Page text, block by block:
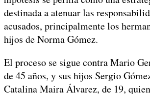
destinada a atenuar las
acusados, principalmente los
hijos de Norma Gómez.
El proceso se sigue contra Mario
de 45 años, y sus hijos Sergio
Catalina Maira Álvarez, de 19,